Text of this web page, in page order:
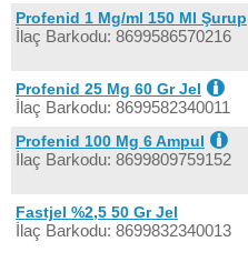
Profenid 1 Mg/ml 150 Ml Şurup
İlaç Barkodu: 8699586570216
Profenid 25 Mg 60 Gr Jel
İlaç Barkodu: 8699582340011
Profenid 100 Mg 6 Ampul
İlaç Barkodu: 8699809759152
Fastjel %2,5 50 Gr Jel
İlaç Barkodu: 8699832340013